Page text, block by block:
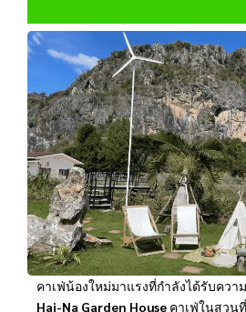
คาเฟ่น้องใหม่มาแรงที่กำลังได้รับควา
Hai-Na Garden House คาเฟ่ในสวน